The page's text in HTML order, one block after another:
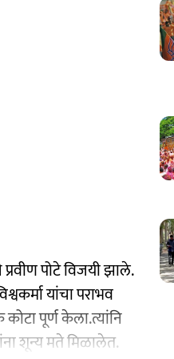
पोटे विजयी झाले.
यांचा पराभव
पूर्ण केला.त्यांनि
शून्य मते मिळालेत.